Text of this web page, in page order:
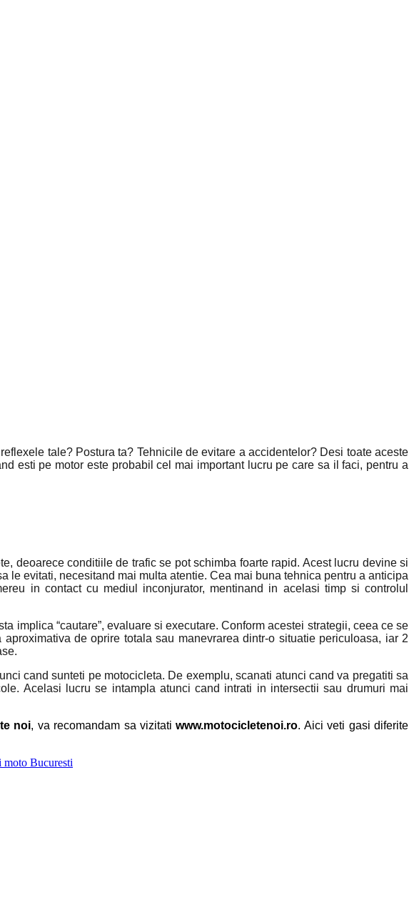
tale? Postura ta? Tehnicile de evitare a accidentelor? Desi toate aceste
esti pe motor este probabil cel mai important lucru pe care sa il faci, pentru a
deoarece conditiile de trafic se pot schimba foarte rapid. Acest lucru devine si
evitati, necesitand mai multa atentie. Cea mai buna tehnica pentru a anticipa
in contact cu mediul inconjurator, mentinand in acelasi timp si controlul
implica “cautare”, evaluare si executare. Conform acestei strategii, ceea ce se
de oprire totala sau manevrarea dintr-o situatie periculoasa, iar 2
cand sunteti pe motocicleta. De exemplu, scanati atunci cand va pregatiti sa
Acelasi lucru se intampla atunci cand intrati in intersectii sau drumuri mai
noi, va recomandam sa vizitatiwww.motocicletenoi.ro. Aici veti gasi diferite
moto Bucuresti